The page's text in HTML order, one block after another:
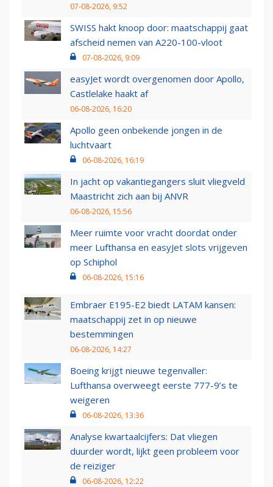
07-08-2026, 9:52
SWISS hakt knoop door: maatschappij gaat
afscheid nemen van A220-100-vloot
07-08-2026, 9:09
easyJet wordt overgenomen door Apollo,
Castlelake haakt af
06-08-2026, 16:20
Apollo geen onbekende jongen in de
luchtvaart
06-08-2026, 16:19
In jacht op vakantiegangers sluit vliegveld
Maastricht zich aan bij ANVR
06-08-2026, 15:56
Meer ruimte voor vracht doordat onder
meer Lufthansa en easyJet slots vrijgeven
op Schiphol
06-08-2026, 15:16
Embraer E195-E2 biedt LATAM kansen:
maatschappij zet in op nieuwe
bestemmingen
06-08-2026, 14:27
Boeing krijgt nieuwe tegenvaller:
Lufthansa overweegt eerste 777-9’s te
weigeren
06-08-2026, 13:36
Analyse kwartaalcijfers: Dat vliegen
duurder wordt, lijkt geen probleem voor
de reiziger
06-08-2026, 12:22